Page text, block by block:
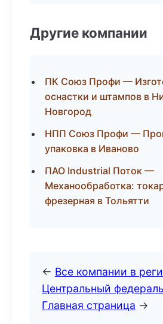
Другие компании
ПК Союз Профи —
оснастки и штампов в
Новгород
НПП Союз Профи —
упаковка в Иваново
ПАО Industrial Поток —
Механообработка:
фрезерная в Тольятти
← Все компании в
Центральный
Главная страница →